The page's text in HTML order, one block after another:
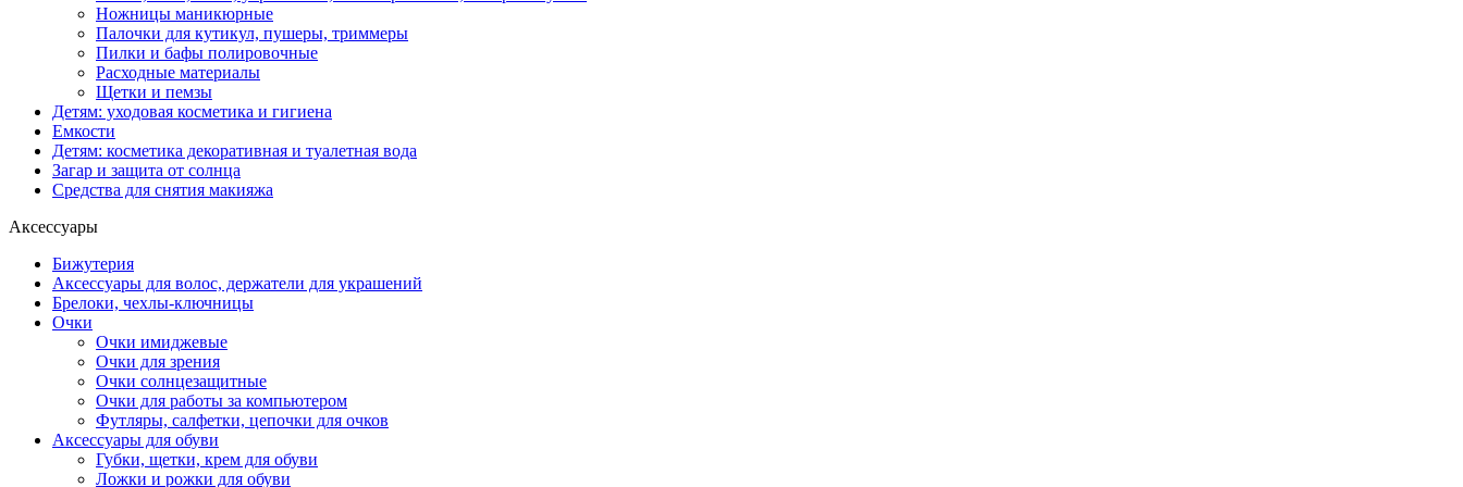
Ножницы маникюрные
Палочки для кутикул, пушеры, триммеры
Пилки и бафы полировочные
Расходные материалы
Щетки и пемзы
Детям: уходовая косметика и гигиена
Емкости
Детям: косметика декоративная и туалетная вода
Загар и защита от солнца
Средства для снятия макияжа
Аксессуары
Бижутерия
Аксессуары для волос, держатели для украшений
Брелоки, чехлы-ключницы
Очки
Очки имиджевые
Очки для зрения
Очки солнцезащитные
Очки для работы за компьютером
Футляры, салфетки, цепочки для очков
Аксессуары для обуви
Губки, щетки, крем для обуви
Ложки и рожки для обуви